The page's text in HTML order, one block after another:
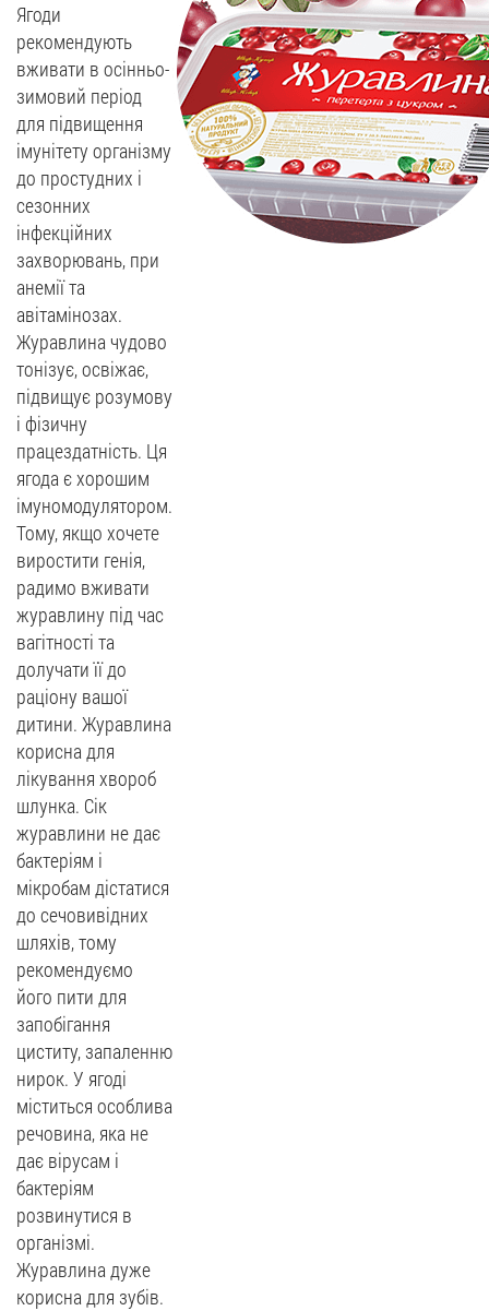
Ягоди
рекомендують
вживати в осінньо-
зимовий період
для підвищення
імунітету організму
до простудних і
сезонних
інфекційних
захворювань, при
анемії та
авітамінозах.
Журавлина чудово
тонізує, освіжає,
підвищує розумову
і фізичну
працездатність. Ця
ягода є хорошим
імуномодулятором.
Тому, якщо хочете
виростити генія,
радимо вживати
журавлину під час
вагітності та
долучати її до
раціону вашої
дитини. Журавлина
корисна для
лікування хвороб
шлунка. Сік
журавлини не дає
бактеріям і
мікробам дістатися
до сечовивідних
шляхів, тому
рекомендуємо
його пити для
запобігання
циститу, запаленню
нирок. У ягоді
міститься особлива
речовина, яка не
дає вірусам і
бактеріям
розвинутися в
організмі.
Журавлина дуже
корисна для зубів.